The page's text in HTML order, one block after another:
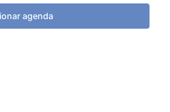
agenda